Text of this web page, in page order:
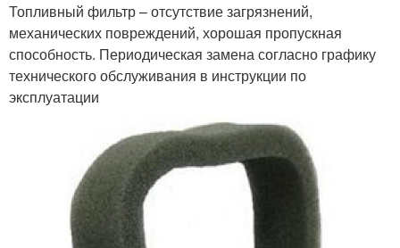
Топливный фильтр – отсутствие загрязнений,
механических повреждений, хорошая пропускная
способность. Периодическая замена согласно графику
технического обслуживания в инструкции по
эксплуатации